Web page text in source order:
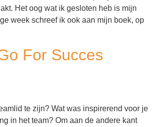
Het oog wat ik gesloten heb is mijn
week schreef ik ook aan mijn boek, op
For Succes
te zijn? Wat was inspirerend voor je
in het team? Om aan de andere kant